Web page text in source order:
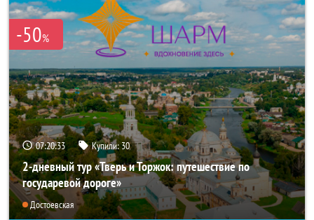
-50%
07:20:31 Купили:30
2-дневный тур «Тверь и Торжок: путешествие по
государевой дороге»
Достоевская